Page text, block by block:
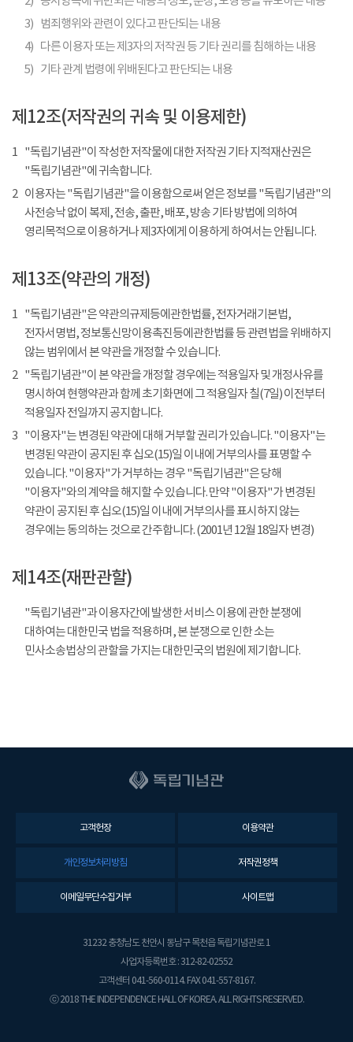
3)
범죄행위와 관련이 있다고 판단되는 내용
4) 다른 이용자 또는 제3자의 저작권 등 기타 권리를 침해하는 내용
5) 기타 관계 법령에 위배된다고 판단되는 내용
제12조(저작권의 귀속 및 이용제한)
1 "독립기념관"이 작성한 저작물에 대한 저작권 기타 지적재산권은
"독립기념관"에 귀속합니다.
2 이용자는 "독립기념관"을 이용함으로써 얻은 정보를 "독립기념관"의
사전승낙 없이 복제, 전송, 출판, 배포, 방송 기타 방법에 의하여
영리목적으로 이용하거나 제3자에게 이용하게 하여서는 안됩니다.
제13조(약관의 개정)
1 "독립기념관"은 약관의규제등에관한법률, 전자거래기본법,
전자서명법, 정보통신망이용촉진등에관한법률 등 관련법을 위배하지
않는 범위에서 본 약관을 개정할 수 있습니다.
2 "독립기념관"이 본 약관을 개정할 경우에는 적용일자 및 개정사유를
명시하여 현행약관과 함께 초기화면에 그 적용일자 칠(7일) 이전부터
적용일자 전일까지 공지합니다.
3 "이용자"는 변경된 약관에 대해 거부할 권리가 있습니다. "이용자"는
변경된 약관이 공지된 후 십오(15)일 이내에 거부의사를 표명할 수
있습니다. "이용자"가 거부하는 경우 "독립기념관"은 당해
"이용자"와의 계약을 해지할 수 있습니다. 만약 "이용자"가 변경된
약관이 공지된 후 십오(15)일 이내에 거부의사를 표시하지 않는
경우에는 동의하는 것으로 간주합니다. (2001년 12월 18일자 변경)
제14조(재판관할)
"독립기념관"과 이용자간에 발생한 서비스 이용에 관한 분쟁에
대하여는 대한민국 법을 적용하며, 본 분쟁으로 인한 소는
민사소송법상의 관할을 가지는 대한민국의 법원에 제기합니다.
고객헌장 이용약관
개인정보처리방침 저작권정책
이메일무단수집거부 사이트맵
31232 충청남도 천안시 동남구 목천읍 독립기념관로 1
사업자등록번호 : 312-82-02552
고객센터 041-560-0114. FAX 041-557-8167.
ⓒ 2018 THE INDEPENDENCE HALL OF KOREA. ALL RIGHTS RESERVED.